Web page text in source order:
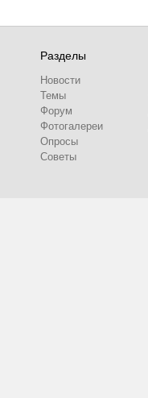
Разделы
Новости
Темы
Форум
Фотогалереи
Опросы
Советы